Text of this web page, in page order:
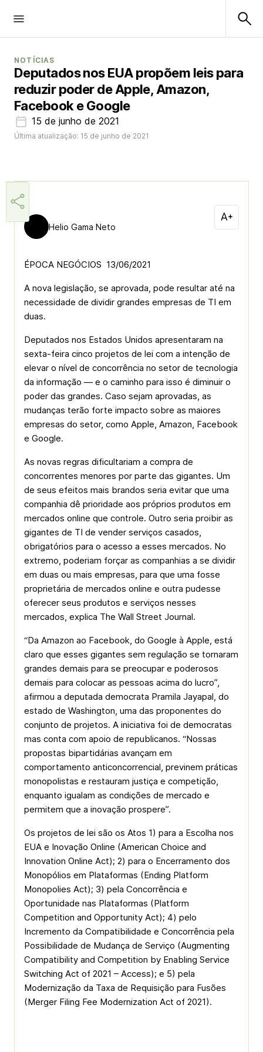
NOTÍCIAS
Deputados nos EUA propõem leis para
reduzir poder de Apple, Amazon,
Facebook e Google
15 de junho de 2021
Última atualização: 15 de junho de 2021
Helio Gama Neto
ÉPOCA NEGÓCIOS 13/06/2021
A nova legislação, se aprovada, pode resultar até na
necessidade de dividir grandes empresas de TI em
duas.
Deputados nos Estados Unidos apresentaram na
sexta-feira cinco projetos de lei com a intenção de
elevar o nível de concorrência no setor de tecnologia
da informação — e o caminho para isso é diminuir o
poder das grandes. Caso sejam aprovadas, as
mudanças terão forte impacto sobre as maiores
empresas do setor, como Apple, Amazon, Facebook
e Google.
As novas regras dificultariam a compra de
concorrentes menores por parte das gigantes. Um
de seus efeitos mais brandos seria evitar que uma
companhia dê prioridade aos próprios produtos em
mercados online que controle. Outro seria proibir as
gigantes de TI de vender serviços casados,
obrigatórios para o acesso a esses mercados. No
extremo, poderiam forçar as companhias a se dividir
em duas ou mais empresas, para que uma fosse
proprietária de mercados online e outra pudesse
oferecer seus produtos e serviços nesses
mercados, explica The Wall Street Journal.
“Da Amazon ao Facebook, do Google à Apple, está
claro que esses gigantes sem regulação se tornaram
grandes demais para se preocupar e poderosos
demais para colocar as pessoas acima do lucro”,
afirmou a deputada democrata Pramila Jayapal, do
estado de Washington, uma das proponentes do
conjunto de projetos. A iniciativa foi de democratas
mas conta com apoio de republicanos. “Nossas
propostas bipartidárias avançam em
comportamento anticoncorrencial, previnem práticas
monopolistas e restauram justiça e competição,
enquanto igualam as condições de mercado e
permitem que a inovação prospere”.
Os projetos de lei são os Atos 1) para a Escolha nos
EUA e Inovação Online (American Choice and
Innovation Online Act); 2) para o Encerramento dos
Monopólios em Plataformas (Ending Platform
Monopolies Act); 3) pela Concorrência e
Oportunidade nas Plataformas (Platform
Competition and Opportunity Act); 4) pelo
Incremento da Compatibilidade e Concorrência pela
Possibilidade de Mudança de Serviço (Augmenting
Compatibility and Competition by Enabling Service
Switching Act of 2021 – Access); e 5) pela
Modernização da Taxa de Requisição para Fusões
(Merger Filing Fee Modernization Act of 2021).